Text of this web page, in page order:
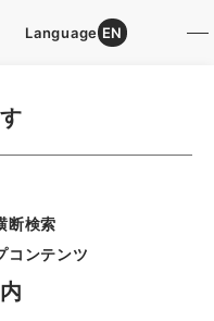
Language EN
断検索
コンテンツ
公文書館HP利用案内